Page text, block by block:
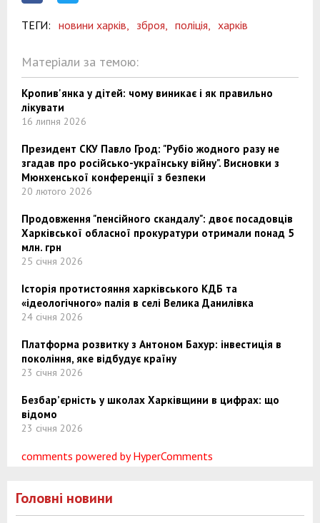
ТЕГИ: новини харків, зброя, поліція, харків
Матеріали за темою:
Кропив'янка у дітей: чому виникає і як правильно
лікувати
16 липня 2026
Президент СКУ Павло Грод: "Рубіо жодного разу не
згадав про російсько-українську війну". Висновки з
Мюнхенської конференції з безпеки
20 лютого 2026
Продовження "пенсійного скандалу": двоє посадовців
Харківської обласної прокуратури отримали понад 5
млн. грн
25 січня 2026
Історія протистояння харківського КДБ та
«ідеологічного» палія в селі Велика Данилівка
24 січня 2026
Платформа розвитку з Антоном Бахур: інвестиція в
покоління, яке відбудує країну
23 січня 2026
Безбар’єрність у школах Харківщини в цифрах: що
відомо
23 січня 2026
comments powered by HyperComments
Головні новини